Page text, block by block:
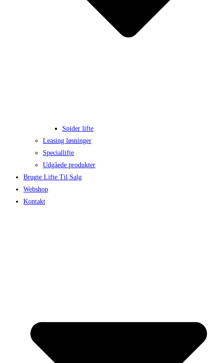
Spider lifte
Leasing løsninger
Speciallifte
Udgåede produkter
Brugte Lifte Til Salg
Webshop
Kontakt